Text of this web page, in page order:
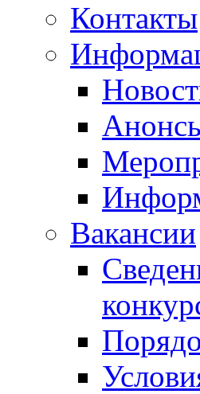
Контакты
Вакансии